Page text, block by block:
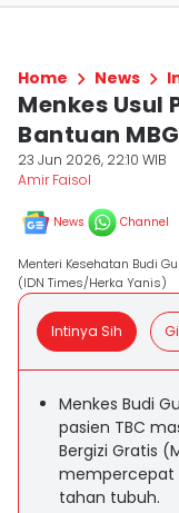
Home News
Menkes Usul
Bantuan
23 Jun 2026, 22:10 WIB
Amir Faisol
News Channel
Menteri Kesehatan Budi
(IDN Times/Herka Yanis)
Intinya Sih
Menkes Budi
pasien TBC
Bergizi Gratis
mempercepat
tahan tubuh.